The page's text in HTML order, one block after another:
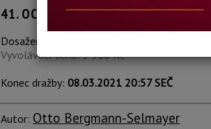
41. OCHUTNÁVKA VÍNA
Dosažená cena:
Vyvolávací cena: 3 500 Kč
Konec dražby:08.03.2021 20:57 SEČ
Autor: Otto Bergmann-Selmayer